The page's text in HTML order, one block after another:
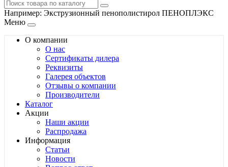
Например: Экструзионный пенополистирол ПЕНОПЛЭКС
Меню
О компании
О нас
Сертификаты дилера
Реквизиты
Галерея объектов
Отзывы о компании
Производители
Каталог
Акции
Наши акции
Распродажа
Информация
Статьи
Новости